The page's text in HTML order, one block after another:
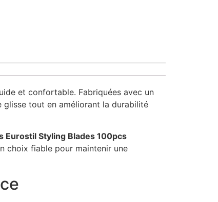
et confortable. Fabriquées avec un
glisse tout en améliorant la durabilité
Eurostil Styling Blades 100pcs
choix fiable pour maintenir une